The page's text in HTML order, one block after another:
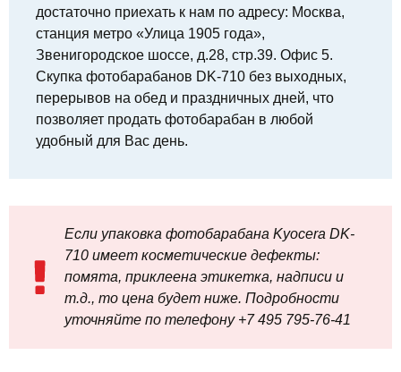
достаточно приехать к нам по адресу: Москва,
станция метро «Улица 1905 года»,
Звенигородское шоссе, д.28, стр.39. Офис 5.
Скупка фотобарабанов DK-710 без выходных,
перерывов на обед и праздничных дней, что
позволяет продать фотобарабан в любой
удобный для Вас день.
Если упаковка фотобарабана Kyocera DK-
710 имеет косметические дефекты:
помята, приклеена этикетка, надписи и
т.д., то цена будет ниже. Подробности
уточняйте по телефону +7 495 795‑76-41